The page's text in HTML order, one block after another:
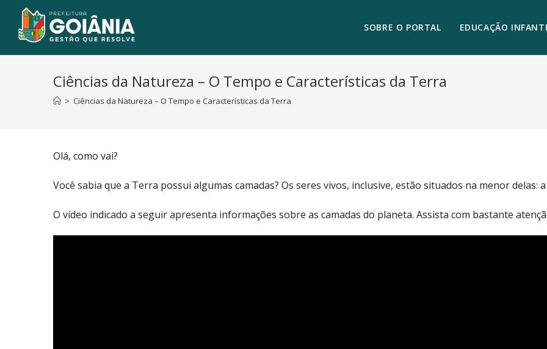
SOBRE O PORTAL EDUCAÇÃO
Ciências da Natureza – O Tempo e Características da Terra
> Ciências da Natureza – O Tempo e Características da Terra
Olá, como vai?
Você sabia que a Terra possui algumas camadas? Os seres vivos, inclusive, estão situados na menor delas:
O vídeo indicado a seguir apresenta informações sobre as camadas do planeta. Assista com bastante